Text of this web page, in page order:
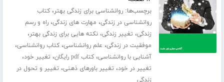
برچسب‌ها:روانشناسی برای زندگی بهتر،کتاب
روانشناسی در زندگی، مهارت های زندگی،راه و رسم
زندگی، تغییر زندگی،نکته هایی برای زندگی بهتر،
موفقیت در زندگی، علم روانشناسی،کتاب روانشناسی،
آشنایی با روانشناسی،کتاب pdf رایگان ، تغییر خود،
تغییر در خود، تغییر باورهای ذهنی، تغییر و تحول در
زندگی